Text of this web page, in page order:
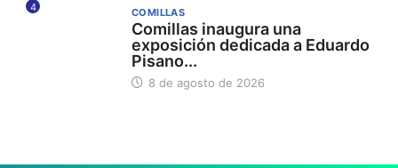
4 COMILLAS
Comillas inaugura una
exposición dedicada a Eduardo
Pisano...
8 de agosto de 2026